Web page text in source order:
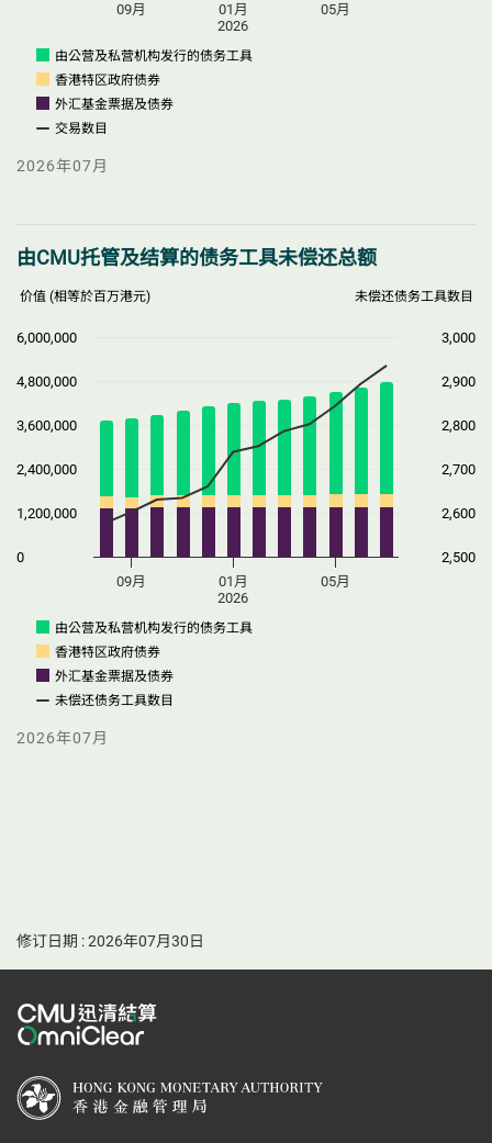
由公营及私营机构发行的债务工具
香港特区政府债券
外汇基金票据及债券
交易数目
09月
01月
2026
05月
2026年07月
由CMU托管及结算的债务工具未偿还总额
价值 (相等於百万港元) 未偿还债务工具数目
由公营及私营机构发行的债务工具
香港特区政府债券
外汇基金票据及债券
未偿还债务工具数目
09月
01月
2026
05月
0
1,200,000
2,400,000
3,600,000
4,800,000
6,000,000
2,500
2,600
2,700
2,800
2,900
3,000
2026年07月
修订日期 : 2026年07月30日